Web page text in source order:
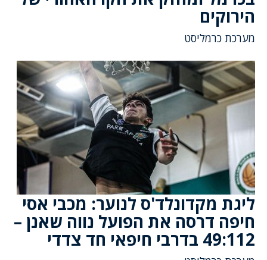
הירוקים
מערכת כרמליסט
ליגת מקדונלד'ס לנוער: מכבי אסי
חיפה דרסה את הפועל נווה שאנן –
49:112 בדרבי חיפאי חד צדדי